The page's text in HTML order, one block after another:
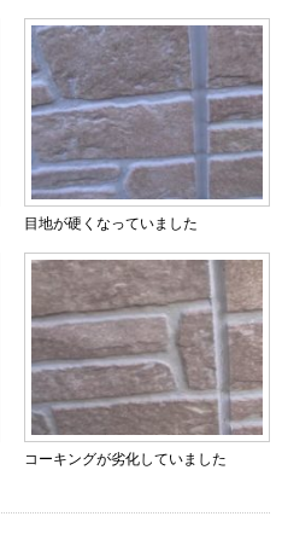
目地が硬くなっていました
コーキングが劣化していました